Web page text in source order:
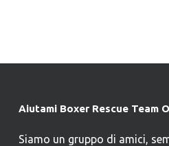
Aiutami Boxer Rescue Team
Siamo un gruppo di amici,